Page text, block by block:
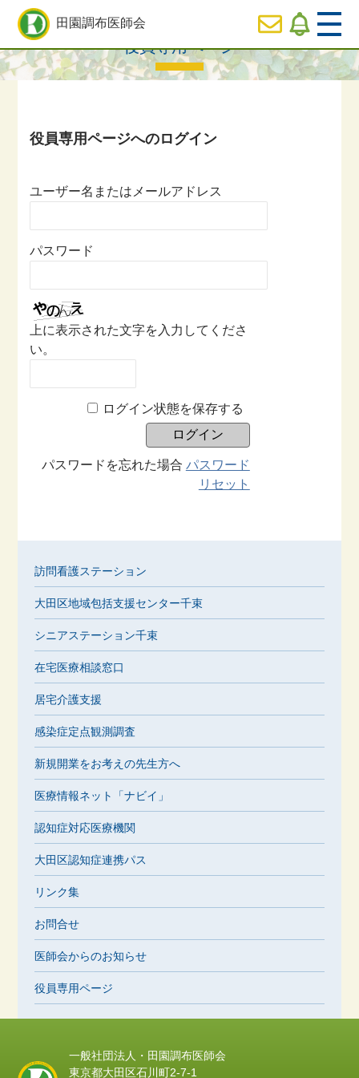
田園調布医師会
  HOME
  役員専用ページ
HOME>
役員専用ページ
ユーザー名またはメールアドレス
パスワード
上に表示された文字を入力してくださ
い。
ログイン状態を保存する
パスワードを忘れた場合 パスワード
リセット
訪問看護ステーション
大田区地域包括支援センター千束
シニアステーション千束
在宅医療相談窓口
居宅介護支援
感染症定点観測調査
新規開業をお考えの先生方へ
医療情報ネット「ナビイ」
認知症対応医療機関
大田区認知症連携パス
リンク集
お問合せ
医師会からのお知らせ
役員専用ページ
一般社団法人・田園調布医師会
東京都大田区石川町2-7-1